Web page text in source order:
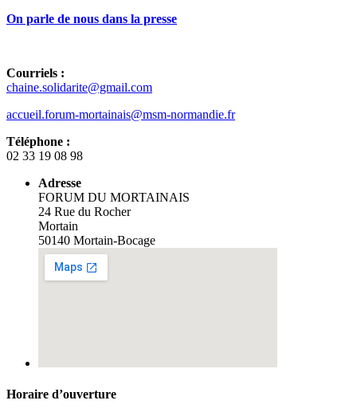
On parle de nous dans la presse
Courriels :
chaine.solidarite@gmail.com
accueil.forum-mortainais@msm-normandie.fr
Téléphone :
02 33 19 08 98
Adresse
FORUM DU MORTAINAIS
24 Rue du Rocher
Mortain
50140 Mortain-Bocage
Horaire d’ouverture